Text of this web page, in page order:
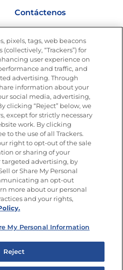
Contáctenos
Cocina Goya®
Ofertas Especiales y
REDES SOCIALES
Política de privacidad
mis datos personales
pixels, tags, web beacons
“Trackers”) for
user experience on
and traffic, and
advertising. Through
information about your
social media, advertising,
clicking “Reject” below, we
except for strictly necessary
work. By clicking
to the use of all Trackers.
right to opt-out of the sale
or sharing of your
advertising, by
or Share My Personal
an opt-out
more about our personal
and your rights,
My Personal Information
Reject